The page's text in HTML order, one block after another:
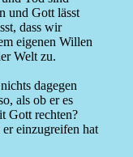
und Gott lässt
dass wir
eigenen Willen
Welt zu.
dagegen
als ob er es
Gott rechten?
einzugreifen hat